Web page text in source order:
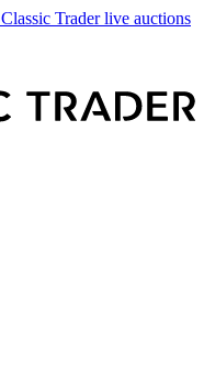
Trader live auctions